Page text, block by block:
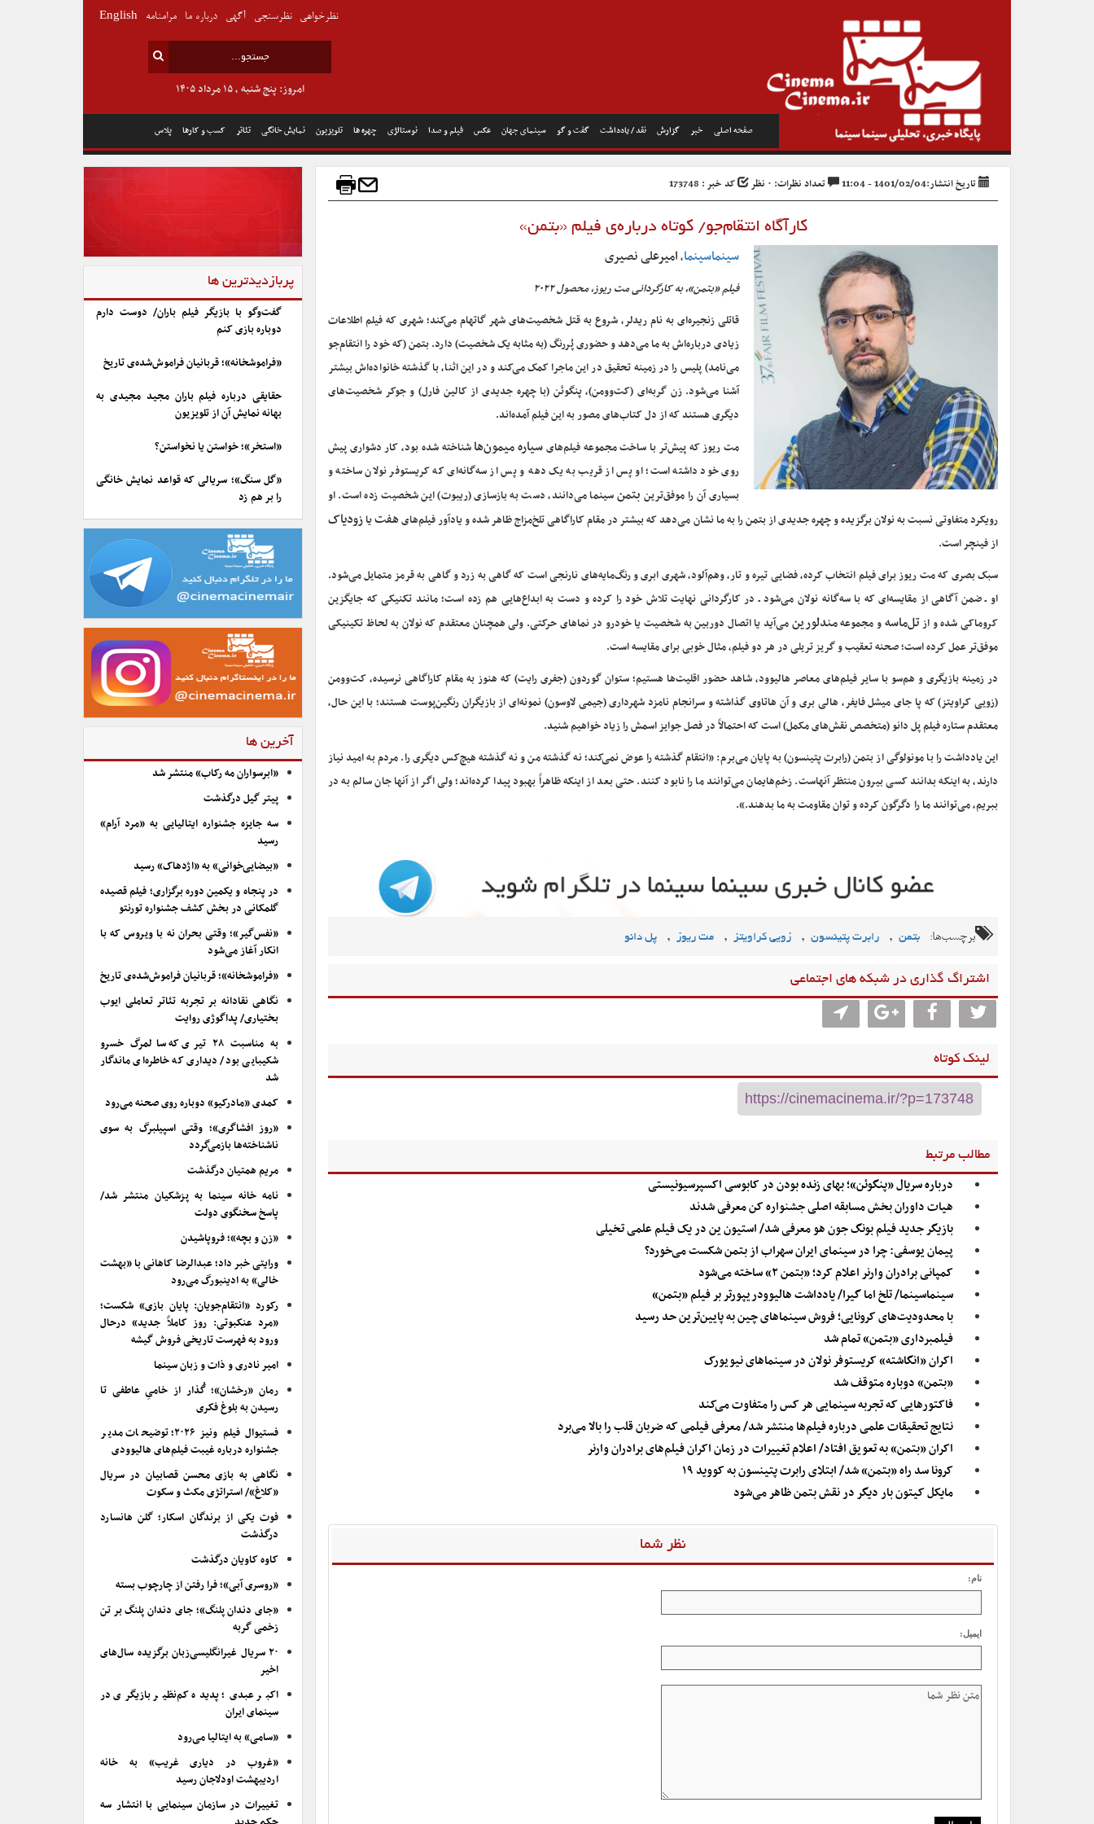
صفحه اصلی خبر گزارش نقد / یادداشت گفت و گو سینمای جهان عکس فیلم و صدا نوستالژی چهره ها تلویزیون نمایش خانگی تئاتر کسب و کارها پلاس
امروز: پنج شنبه , ۱۵ مرداد ۱۴۰۵
نظرخواهی نظرسنجی آگهی درباره ما مرامنامه English
تاریخ انتشار:1401/02/04 - 11:04 تعداد نظرات: ۰ نظر کد خبر : 173748
کارآگاه انتقام‌جو/ کوتاه درباره‌ی فیلم «بتمن»
سینماسینما،امیرعلی نصیری
فیلم «بتمن»، به کارگردانی مت ریوز، محصول ۲۰۲۲
قاتلی زنجیره‌ای به نام ریدلر، شروع به قتل شخصیت‌های شهر گاتهام می‌کند؛ شهری که فیلم اطلاعات
زیادی درباره‌اش به ما می‌دهد و حضوری پُررنگ (به مثابه یک شخصیت) دارد. بتمن (که خود را انتقام‌جو
می‌نامد) پلیس را در زمینه تحقیق در این ماجرا کمک می‌کند و در این اثنا، با گذشته خانواده‌اش بیشتر
آشنا می‌شود. زن گربه‌ای (کت‌وومن)، پنگوئن (با چهره جدیدی از کالین فارل) و جوکر شخصیت‌های
دیگری هستند که از دل کتاب‌های مصور به این فیلم آمده‌اند.
مت ریوز که پیش‌تر با ساخت مجموعه فیلم‌هایسیاره میمون‌هاشناخته شده بود، کار دشواری پیش
روی خود داشته است؛ او پس از قریب به یک دهه و پس از سه‌گانه‌ای که کریستوفر نولان ساخته و
بسیاری آن را موفق‌ترین بتمنسینما می‌دانند، دست به بازسازی (ریبوت) این شخصیت زده است. او
رویکرد متفاوتی نسبت به نولان برگزیده و چهره جدیدی از بتمن را به ما نشان می‌دهد که بیشتر در مقام کاراگاهی تلخ‌مزاج ظاهر شده و یادآور فیلم‌هایهفتیازودیاک
از فینچر است.
سبک بصری که مت ریوز برای فیلم انتخاب کرده، فضایی تیره و تار، وهم‌آلود، شهری ابری و رنگ‌مایه‌های نارنجی است که گاهی به زرد و گاهی به قرمز متمایل می‌شود.
او ـ ضمن آگاهی از مقایسه‌ای که با سه‌گانه نولان می‌شود ـ در کارگردانی نهایت تلاش خود را کرده و دست به ابداع‌هایی هم زده است؛ مانند تکنیکی که جایگزین
کروماکی شده و ازتل‌ماسهو مجموعهمندلورینمی‌آید یا اتصال دوربین به شخصیت یا خودرو در نماهای حرکتی. ولی همچنان معتقدم که نولان به لحاظ تکینیکی
موفق‌تر عمل کرده است؛ صحنه تعقیب و گریز تریلی در هر دو فیلم، مثال خوبی برای مقایسه است.
در زمینه بازیگری و هم‌سو با سایر فیلم‌های معاصر هالیوود، شاهد حضور اقلیت‌ها هستیم؛ ستوان گوردون (جفری رایت) که هنوز به مقام کاراگاهی نرسیده، کت‌وومن
(زویی کراویتز) که پا جای میشل فایفر، هالی بری و آن هاتاوی گذاشته و سرانجام نامزد شهرداری (جیمی لاوسون) نمونه‌ای از بازیگران رنگین‌پوست هستند؛ با این حال،
معتقدم ستاره فیلم پل دانو (متخصص نقش‌های مکمل) است که احتمالاً در فصل جوایز اسمش را زیاد خواهیم شنید.
این یادداشت را با مونولوگی از بتمن (رابرت پتینسون) به پایان می‌برم: «انتقام‌ گذشته را عوض نمی‌کند؛ نه گذشته من و نه گذشته هیچ‌کس دیگری را. مردم به امید نیاز
دارند، به اینکه بدانند کسی بیرون منتظر آنهاست. زخم‌هایمان می‌توانند ما را نابود کنند. حتی بعد از اینکه ظاهراً‌ بهبود پیدا کرده‌اند؛ ولی اگر از آنها جان سالم به در
ببریم، می‌توانند ما را دگرگون کرده و توان مقاومت به ما بدهند.».
برچسب‌ها: بتمن , رابرت پتینسون , زویی کراویتز , مت ریوز , پل دانو
اشتراگ گذاری در شبکه های اجتماعی
لینک کوتاه
مطالب مرتبط
درباره سریال «پنگوئن»؛ بهای زنده بودن در کابوسی اکسپرسیونیستی
هیات داوران بخش مسابقه اصلی جشنواره کن معرفی شدند
بازیگر جدید فیلم بونگ جون هو معرفی شد/ استیون ین در یک فیلم علمی تخیلی
پیمان یوسفی: چرا در سینمای ایران سهراب از بتمن شکست می‌خورد؟
کمپانی برادران وارنر اعلام کرد؛ «بتمن ۲» ساخته می‌شود
سینماسینما/ تلخ اما گیرا/ یادداشت هالیوودریپورتر بر فیلم «بتمن»
با محدودیت‌های کرونایی؛ فروش سینماهای چین به پایین‌ترین حد رسید
فیلمبرداری «بتمن» تمام شد
اکران «انگاشته» کریستوفر نولان در سینما‌های نیویورک
«بتمن» دوباره متوقف شد
فاکتورهایی که تجربه سینمایی هر کس را متفاوت می‌کند
نتایج تحقیقات علمی درباره فیلم‌ها منتشر شد/ معرفی فیلمی که ضربان قلب را بالا می‌برد
اکران «بتمن» به تعویق افتاد/ اعلام تغییرات در زمان اکران فیلم‌های برادران وارنر
کرونا سد راه «بتمن» شد/ ابتلای رابرت پتینسون به کووید ۱۹
مایکل کیتون بار دیگر در نقش بتمن ظاهر می‌شود
نظر شما
نام:
ایمیل:
پربازدیدترین ها
گفت‌وگو با بازیگر فیلم باران/ دوست دارم
دوباره بازی کنم
«فراموشخانه»؛ قربانیان فراموش‌شده‌ی تاریخ
حقایقی درباره فیلم باران مجید مجیدی به
بهانه نمایش آن از تلویزیون
«استخر»؛ خواستن یا نخواستن؟
«گل سنگ»؛ سریالی که قواعد نمایش خانگی
را بر هم زد
آخرین ها
«ابرسواران مه رکاب» منتشر شد
پیتر گیل درگذشت
سه جایزه جشنواره ایتالیایی به «مرد آرام»
رسید
«بیضایی‌خوانی» به «اژدهاک» رسید
در پنجاه و یکمین دوره برگزاری؛ فیلم قصیده
گلمکانی در بخش کشف جشنواره تورنتو
«نفس‌گیر»؛ وقتی بحران نه با ویروس که با
انکار آغاز می‌شود
«فراموشخانه»؛ قربانیان فراموش‌شده‌ی تاریخ
نگاهی نقادانه بر تجربه تئاتر تعاملی ایوب
بختیاری/ پداگوژی روایت
به مناسبت ۲۸ تیری که سالمرگ خسرو
شکیبایی بود/ دیداری که خاطره‌ای ماندگار
شد
کمدی «مادرکیو» دوباره روی صحنه می‌رود
«روز افشاگری»؛ وقتی اسپیلبرگ به سوی
ناشناخته‌ها بازمی‌گردد
مریم همتیان درگذشت
نامه خانه سینما به پزشکیان منتشر شد/
پاسخ سخنگوی دولت
«زن و بچه»؛ فروپاشیدن
ورایتی خبر داد؛ عبدالرضا کاهانی با «بهشت
خالی» به ادینبورگ می‌رود
رکورد «انتقام‌جویان: پایان بازی» شکست؛
«مرد عنکبوتی: روز کاملاً جدید» درحال
ورود به فهرست تاریخی فروش گیشه
امیر نادری و ذات و زبان سینما
رمان «رخشان»؛ گُذار از خامیِ عاطفی تا
رسیدن به بلوغ فکری
فستیوال فیلم ونیز ۲۰۲۶؛ توضیحات مدیر
جشنواره درباره غیبت فیلم‌های هالیوودی
نگاهی به بازی محسن قصابیان در سریال
«کلاغ»/ استراتژی مکث و سکوت
فوت یکی از برندگان اسکار؛ گلن هانسارد
درگذشت
کاوه کاویان درگذشت
«روسری آبی»؛ فرا رفتن از چارچوب بسته
«جای دندان پلنگ»؛ جای دندان پلنگ بر تن
زخمی گربه
۲۰ سریال غیرانگلیسی‌زبان برگزیده سال‌های
اخیر
اکبر عبدی؛ پدیده کم‌نظیر بازیگری در
سینمای ایران
«سامی» به ایتالیا می‌رود
«غروب در دیاری غریب» به خانه
اردیبهشت اودلاجان رسید
تغییرات در سازمان سینمایی با انتشار سه